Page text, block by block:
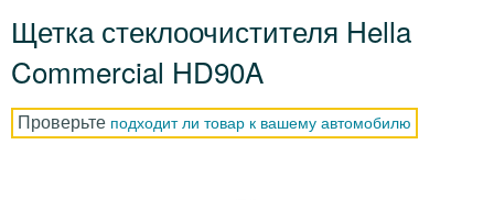
Щетка стеклоочистителя Hella
Commercial HD90A
Проверьте подходит ли товар к вашему автомобилю